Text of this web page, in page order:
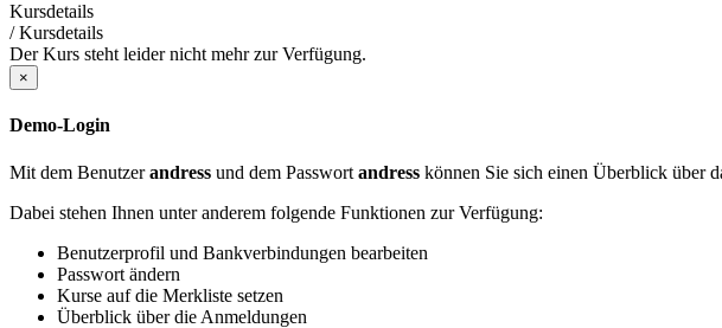
Kursdetails
/Kursdetails
Der Kurs steht leider nicht mehr zur Verfügung.
×
Demo-Login
Mit dem Benutzerandress und dem Passwort andress können Sie sich einen Überblick über
Dabei stehen Ihnen unter anderem folgende Funktionen zur Verfügung:
Benutzerprofil und Bankverbindungen bearbeiten
Passwort ändern
Kurse auf die Merkliste setzen
Überblick über die Anmeldungen